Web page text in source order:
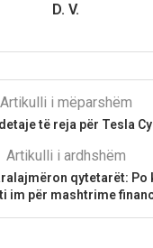
D. V.
Artikulli i mëparshëm
të reja për Tesla
Artikulli i ardhshëm
qytetarët: Po
im për mashtrime